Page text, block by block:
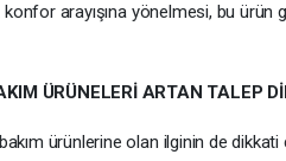
arayışına yönelmesi, bu ürün
ÜRÜNELERİ ARTAN TALEP
ürünlerine olan ilginin de